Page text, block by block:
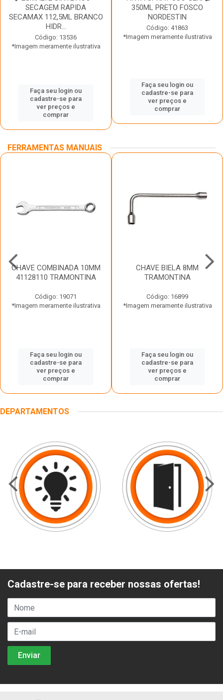
SECAGEM RAPIDA
SECAMAX 112,5ML BRANCO
HIDR...
Código: 13536
*Imagem meramente ilustrativa
Faça seu login ou
cadastre-se para
ver preços e
comprar
350ML PRETO FOSCO
NORDESTIN
Código: 41863
*Imagem meramente ilustrativa
Faça seu login ou
cadastre-se para
ver preços e
comprar
FERRAMENTAS MANUAIS
CHAVE COMBINADA 10MM
41128110 TRAMONTINA
Código: 19071
*Imagem meramente ilustrativa
Faça seu login ou
cadastre-se para
ver preços e
comprar
CHAVE BIELA 8MM
TRAMONTINA
Código: 16899
*Imagem meramente ilustrativa
Faça seu login ou
cadastre-se para
ver preços e
comprar
DEPARTAMENTOS
Cadastre-se para receber nossas ofertas!